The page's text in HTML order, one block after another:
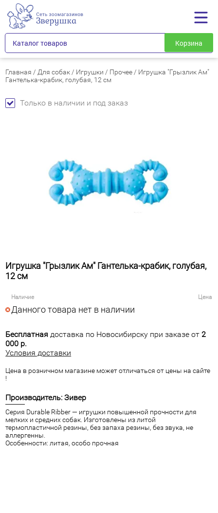
Каталог товаров Корзина
Главная / Для собак / Игрушки / Прочее / Игрушка "Грызлик Ам"
Гантелька-крабик, голубая, 12 см
Только в наличии и под заказ
Игрушка "Грызлик Ам" Гантелька-крабик, голубая,
12 см
Наличие Цена
Данного товара нет в наличии
Бесплатная доставка по Новосибирску при заказе от 2
000 р.
Условия доставки
Цена в розничном магазине может отличаться от цены на сайте
!
Производитель: Зивер
Серия Durable Ribber — игрушки повышенной прочности для
мелких и средних собак. Изготовлены из литой
термопластичной резины, без запаха резины, без звука, не
аллергенны.
Особенности: литая, особо прочная